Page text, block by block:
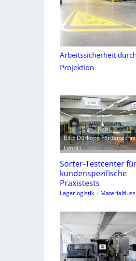
Arbeitssicherheit
Projektion
Bild: Dürkopp
GmbH
Sorter-Testcenter
kundenspezifische
Praxistests
Lagerlogistik + Materialfluss